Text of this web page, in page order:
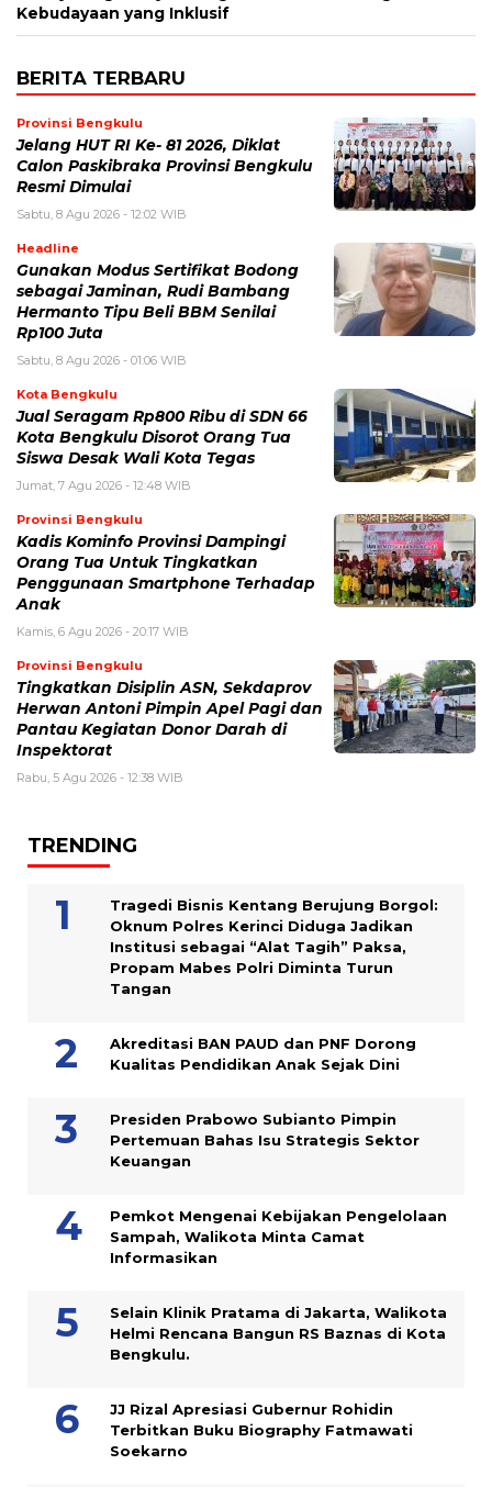
Kebudayaan yang Inklusif
BERITA TERBARU
Provinsi Bengkulu
Jelang HUT RI Ke- 81 2026, Diklat
Calon Paskibraka Provinsi Bengkulu
Resmi Dimulai
Sabtu, 8 Agu 2026 - 12:02 WIB
Headline
Gunakan Modus Sertifikat Bodong
sebagai Jaminan, Rudi Bambang
Hermanto Tipu Beli BBM Senilai
Rp100 Juta
Sabtu, 8 Agu 2026 - 01:06 WIB
Kota Bengkulu
Jual Seragam Rp800 Ribu di SDN 66
Kota Bengkulu Disorot Orang Tua
Siswa Desak Wali Kota Tegas
Jumat, 7 Agu 2026 - 12:48 WIB
Provinsi Bengkulu
Kadis Kominfo Provinsi Dampingi
Orang Tua Untuk Tingkatkan
Penggunaan Smartphone Terhadap
Anak
Kamis, 6 Agu 2026 - 20:17 WIB
Provinsi Bengkulu
Tingkatkan Disiplin ASN, Sekdaprov
Herwan Antoni Pimpin Apel Pagi dan
Pantau Kegiatan Donor Darah di
Inspektorat
Rabu, 5 Agu 2026 - 12:38 WIB
TRENDING
Tragedi Bisnis Kentang Berujung Borgol:
Oknum Polres Kerinci Diduga Jadikan
Institusi sebagai “Alat Tagih” Paksa,
Propam Mabes Polri Diminta Turun
Tangan
Akreditasi BAN PAUD dan PNF Dorong
Kualitas Pendidikan Anak Sejak Dini
Presiden Prabowo Subianto Pimpin
Pertemuan Bahas Isu Strategis Sektor
Keuangan
Pemkot Mengenai Kebijakan Pengelolaan
Sampah, Walikota Minta Camat
Informasikan
Selain Klinik Pratama di Jakarta, Walikota
Helmi Rencana Bangun RS Baznas di Kota
Bengkulu.
JJ Rizal Apresiasi Gubernur Rohidin
Terbitkan Buku Biography Fatmawati
Soekarno